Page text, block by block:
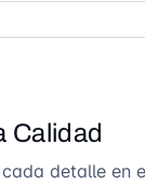
Calidad
detalle en